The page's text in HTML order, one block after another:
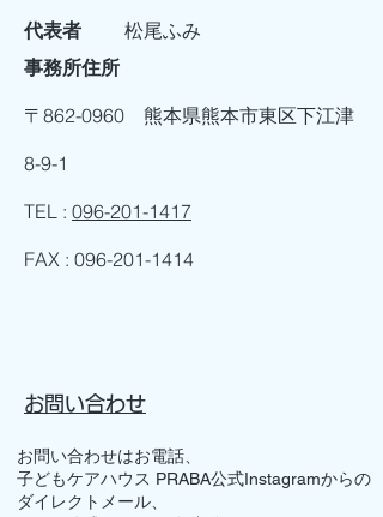
代表者 松尾ふみ​
事務所住所
〒862-0960 熊本県熊本市東区下江津
8-9-1
TEL : 096-201-1417
FAX : 096-201-1414
お問い合わせ
お問い合わせはお電話、
子どもケアハウス PRABA公式Instagramからの
ダイレクトメール、